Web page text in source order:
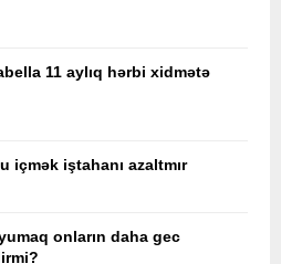
11 aylıq hərbi xidmətə
içmək iştahanı azaltmır
onların daha gec